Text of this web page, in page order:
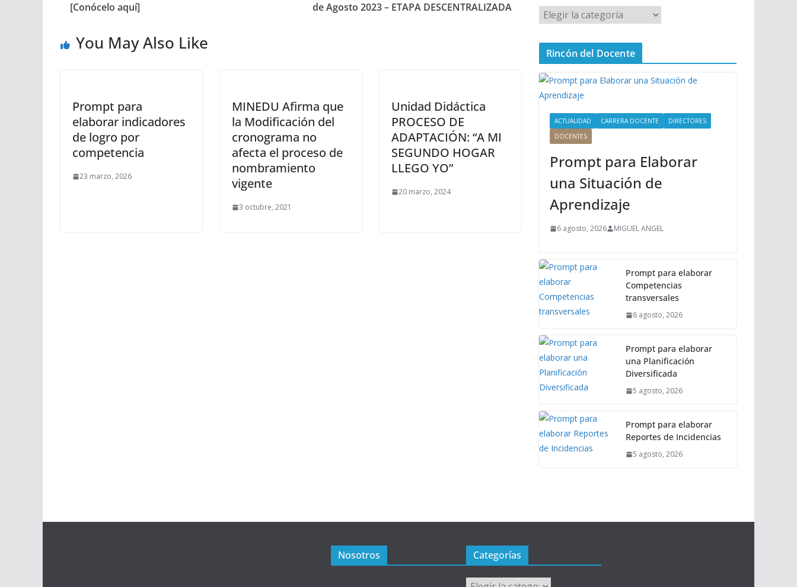
[Conócelo aquí]
de Agosto 2023 – ETAPA DESCENTRALIZADA
You May Also Like
Prompt para
elaborar indicadores
de logro por
competencia
23 marzo, 2026
MINEDU Afirma que
la Modificación del
cronograma no
afecta el proceso de
nombramiento
vigente
3 octubre, 2021
Unidad Didáctica
PROCESO DE
ADAPTACIÓN: “A MI
SEGUNDO HOGAR
LLEGO YO”
20 marzo, 2024
M
e
n
P
i
Rincón del Docente
ACTUALIDAD CARRERA DOCENTE
DIRECTORES
DOCENTES
Prompt para Elaborar
una Situación de
Aprendizaje
6 agosto, 2026 MIGUEL ANGEL
Prompt para elaborar
Competencias
transversales
6 agosto, 2026
Prompt para elaborar
una Planificación
Diversificada
5 agosto, 2026
Prompt para elaborar
Reportes de Incidencias
5 agosto, 2026
Nosotros Categorías
Categorías